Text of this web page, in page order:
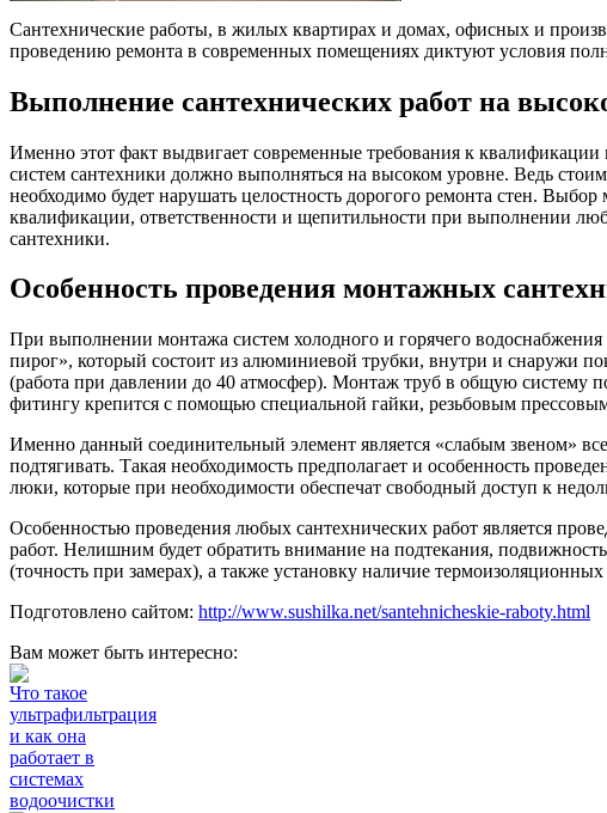
Сантехнические работы, в жилых квартирах и домах, офисных и
проведению ремонта в современных помещениях диктуют условия
Выполнение сантехнических работ на
Именно этот факт выдвигает современные требования к
систем сантехники должно выполняться на высоком уровне. Ведь
необходимо будет нарушать целостность дорогого ремонта стен.
квалификации, ответственности и щепитильности при выполнении
сантехники.
Особенность проведения монтажных
При выполнении монтажа систем холодного и горячего
пирог», который состоит из алюминиевой трубки, внутри и снаружи
(работа при давлении до 40 атмосфер). Монтаж труб в общую систему
фитингу крепится с помощью специальной гайки, резьбовым
Именно данный соединительный элемент является «слабым звеном»
подтягивать. Такая необходимость предполагает и особенность
люки, которые при необходимости обеспечат свободный доступ к
Особенностью проведения любых сантехнических работ является
работ. Нелишним будет обратить внимание на подтекания,
(точность при замерах), а также установку наличие
Подготовлено сайтом: http://www.sushilka.net/santehnicheskie-raboty.html
Вам может быть интересно:
Что такое
ультрафильтрация
и как она
работает в
системах
водоочистки